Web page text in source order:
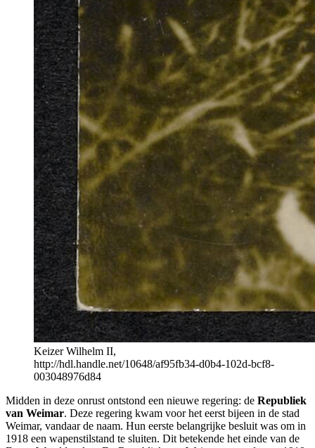
Keizer Wilhelm II,
http://hdl.handle.net/10648/af95fb34-d0b4-102d-bcf8-
003048976d84
Midden in deze onrust ontstond een nieuwe regering: de Republiek
van Weimar. Deze regering kwam voor het eerst bijeen in de stad
Weimar, vandaar de naam. Hun eerste belangrijke besluit was om in
1918 een wapenstilstand te sluiten. Dit betekende het einde van de